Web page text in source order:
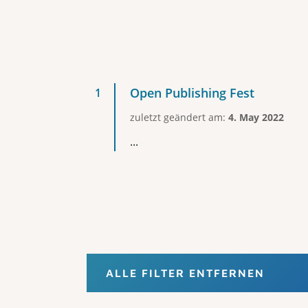
Open Publishing Fest
zuletzt geändert am: 4. May 2022
...
ALLE FILTER ENTFERNEN